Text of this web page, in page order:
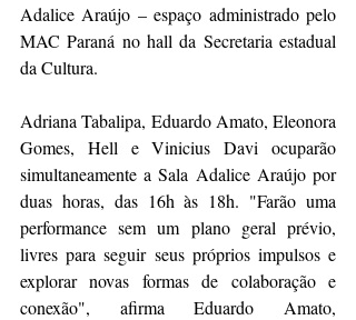
Adalice Araújo – espaço administrado pelo
MAC Paraná no hall da Secretaria estadual
da Cultura.
Adriana Tabalipa, Eduardo Amato, Eleonora
Gomes, Hell e Vinicius Davi ocuparão
simultaneamente a Sala Adalice Araújo por
duas horas, das 16h às 18h. "Farão uma
performance sem um plano geral prévio,
livres para seguir seus próprios impulsos e
explorar novas formas de colaboração e
conexão", afirma Eduardo Amato,